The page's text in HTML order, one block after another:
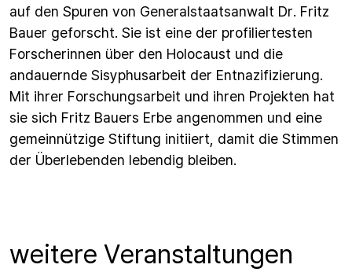
auf den Spuren von Generalstaatsanwalt Dr. Fritz
Bauer geforscht. Sie ist eine der profiliertesten
Forscherinnen über den Holocaust und die
andauernde Sisyphusarbeit der Entnazifizierung.
Mit ihrer Forschungsarbeit und ihren Projekten hat
sie sich Fritz Bauers Erbe angenommen und eine
gemeinnützige Stiftung initiiert, damit die Stimmen
der Überlebenden lebendig bleiben.
weitere Veranstaltungen